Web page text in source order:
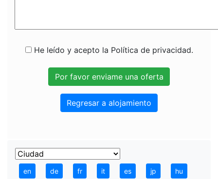
He leído y acepto la Política de privacidad.
Regresar a alojamiento
en de fr it es jp hu